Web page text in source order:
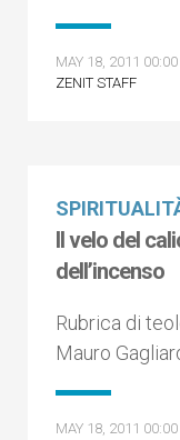
MAY 18, 2011 00:00
ZENIT STAFF
Il velo del
dell’incenso
Rubrica di
Mauro
MAY 18, 2011 00:00